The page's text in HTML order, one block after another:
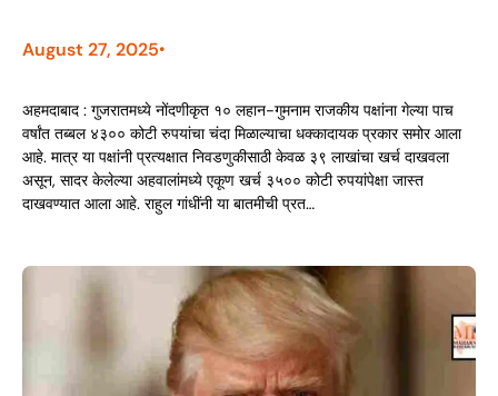
August 27, 2025•
अहमदाबाद : गुजरातमध्ये नोंदणीकृत १० लहान-गुमनाम राजकीय पक्षांना गेल्या पाच
वर्षांत तब्बल ४३०० कोटी रुपयांचा चंदा मिळाल्याचा धक्कादायक प्रकार समोर आला
आहे. मात्र या पक्षांनी प्रत्यक्षात निवडणुकीसाठी केवळ ३९ लाखांचा खर्च दाखवला
असून, सादर केलेल्या अहवालांमध्ये एकूण खर्च ३५०० कोटी रुपयांपेक्षा जास्त
दाखवण्यात आला आहे. राहुल गांधींनी या बातमीची प्रत…